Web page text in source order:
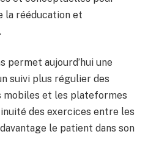
la rééducation et
permet aujourd’hui une
suivi plus régulier des
mobiles et les plateformes
des exercices entre les
le patient dans son